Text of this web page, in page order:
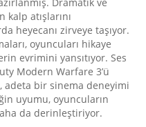
atışlarını
heyecanı zirveye taşıyor.
oyuncuları hikaye
evrimini yansıtıyor. Ses
Modern Warfare 3’ü
adeta bir sinema deneyimi
uyumu, oyuncuların
da derinleştiriyor.